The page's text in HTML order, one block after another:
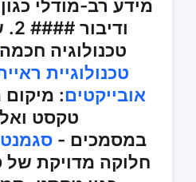
מידע רב-מודלי
טכנולוגיה חכמה
טכנולוגיית
אובייקטים: מיקום
טקסט
במסמכים -
חלוקה מדויקת של